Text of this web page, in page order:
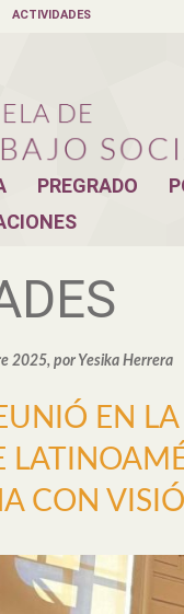
ACTIVIDADES
PREGRADO
2025, por Yesika Herrera
EN
CON